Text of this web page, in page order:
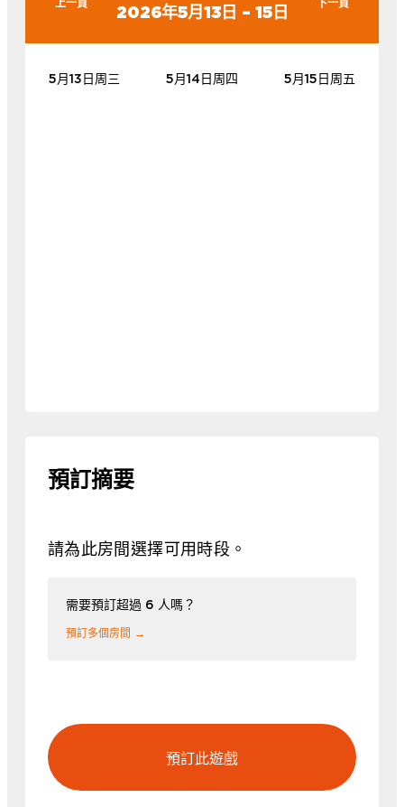
上一頁 2026年5月13日 – 15日 下一頁
5月13日周三 5月14日周四 5月15日周五
預訂摘要
請為此房間選擇可用時段。
需要預訂超過 6 人嗎？
預訂多個房間 →
預訂此遊戲